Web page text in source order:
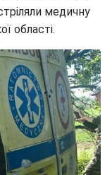
медичну
області.